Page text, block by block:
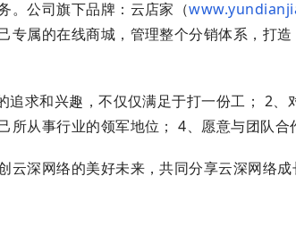
。公司旗下品牌：云店家（
专属的在线商城，管理整个分销体系，打
追求和兴趣，不仅仅满足于打一份工； 2
所从事行业的领军地位； 4、愿意与团队合
深网络的美好未来，共同分享云深网络成